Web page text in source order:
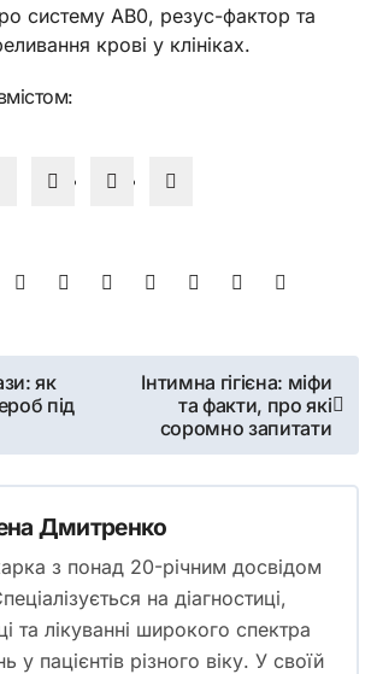
систему AB0, резус-фактор та
крові у клініках.
як
під
Інтимна гігієна: міфи
та факти, про які
соромно запитати
Дмитренко
з понад 20-річним досвідом
на діагностиці,
та лікуванні широкого спектра
у пацієнтів різного віку. У своїй